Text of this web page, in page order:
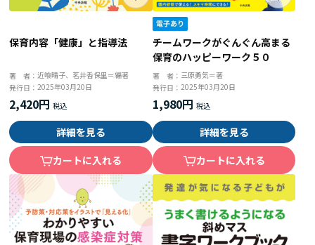
保育内容「健康」と指導法
著 者：近喰晴子、茗井香保里＝編著
発行日：2025年03月20日
2,420円
詳細を見る
カートに入れる
チームワークがぐんぐん高まる
保育のハッピーワーク５０
著 者： 三原勇気＝著
発行日： 2025年03月20日
1,980円
詳細を見る
カートに入れる